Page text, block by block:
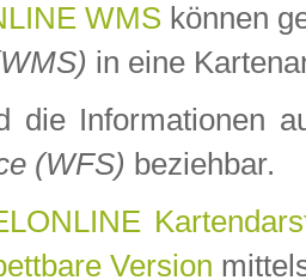
WMS können
in eine
die Informationen
(WFS) beziehbar.
Version